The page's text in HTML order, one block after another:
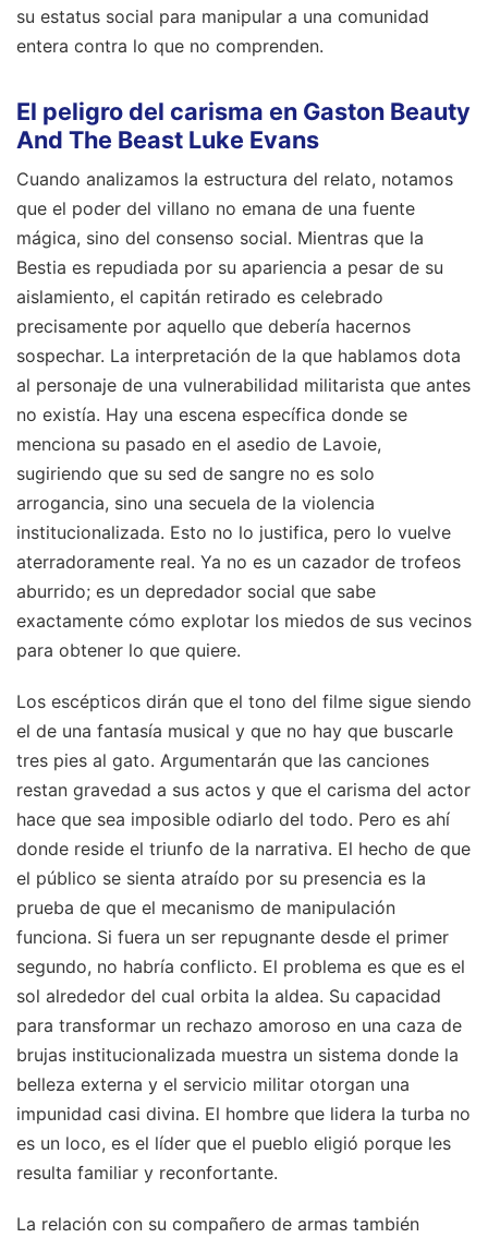
su estatus social para manipular a una comunidad
entera contra lo que no comprenden.
El peligro del carisma en Gaston Beauty
And The Beast Luke Evans
Cuando analizamos la estructura del relato, notamos
que el poder del villano no emana de una fuente
mágica, sino del consenso social. Mientras que la
Bestia es repudiada por su apariencia a pesar de su
aislamiento, el capitán retirado es celebrado
precisamente por aquello que debería hacernos
sospechar. La interpretación de la que hablamos dota
al personaje de una vulnerabilidad militarista que antes
no existía. Hay una escena específica donde se
menciona su pasado en el asedio de Lavoie,
sugiriendo que su sed de sangre no es solo
arrogancia, sino una secuela de la violencia
institucionalizada. Esto no lo justifica, pero lo vuelve
aterradoramente real. Ya no es un cazador de trofeos
aburrido; es un depredador social que sabe
exactamente cómo explotar los miedos de sus vecinos
para obtener lo que quiere.
Los escépticos dirán que el tono del filme sigue siendo
el de una fantasía musical y que no hay que buscarle
tres pies al gato. Argumentarán que las canciones
restan gravedad a sus actos y que el carisma del actor
hace que sea imposible odiarlo del todo. Pero es ahí
donde reside el triunfo de la narrativa. El hecho de que
el público se sienta atraído por su presencia es la
prueba de que el mecanismo de manipulación
funciona. Si fuera un ser repugnante desde el primer
segundo, no habría conflicto. El problema es que es el
sol alrededor del cual orbita la aldea. Su capacidad
para transformar un rechazo amoroso en una caza de
brujas institucionalizada muestra un sistema donde la
belleza externa y el servicio militar otorgan una
impunidad casi divina. El hombre que lidera la turba no
es un loco, es el líder que el pueblo eligió porque les
resulta familiar y reconfortante.
La relación con su compañero de armas también